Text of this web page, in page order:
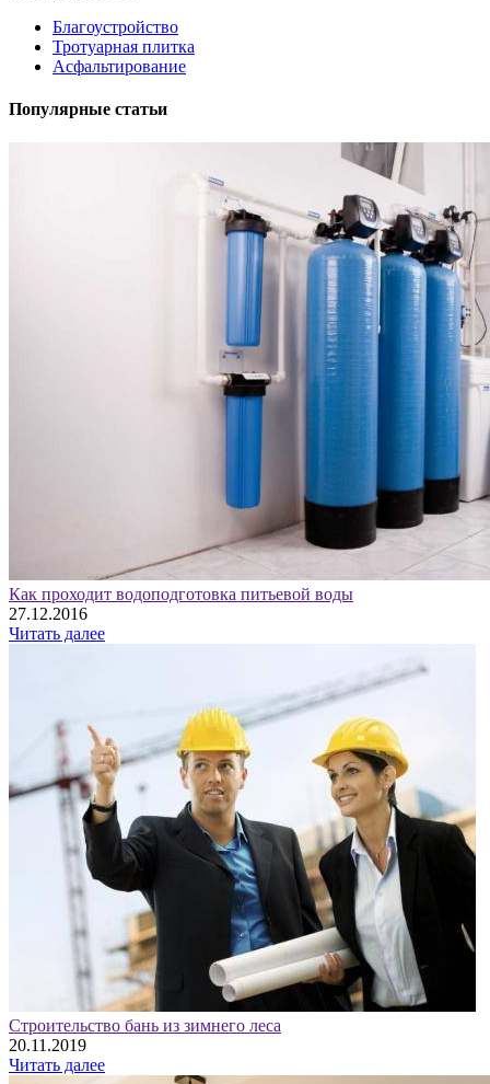
Благоустройство
Тротуарная плитка
Асфальтирование
Популярные статьи
Как проходит водоподготовка питьевой воды
27.12.2016
Читать далее
Строительство бань из зимнего леса
20.11.2019
Читать далее